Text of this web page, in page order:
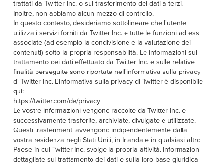
trattati da Twitter Inc. o sul trasferimento dei dati a terzi.
Inoltre, non abbiamo alcun mezzo di controllo.
In questo contesto, desideriamo sottolineare che l'utente
utilizza i servizi forniti da Twitter Inc. e tutte le funzioni ad essi
associate (ad esempio la condivisione e la valutazione dei
contenuti) sotto la propria responsabilità. Le informazioni sul
trattamento dei dati effettuato da Twitter Inc. e sulle relative
finalità perseguite sono riportate nell'informativa sulla privacy
di Twitter Inc. L'informativa sulla privacy di Twitter è disponibile
qui:
https://twitter.com/de/privacy
Le vostre informazioni vengono raccolte da Twitter Inc. e
successivamente trasferite, archiviate, divulgate e utilizzate.
Questi trasferimenti avvengono indipendentemente dalla
vostra residenza negli Stati Uniti, in Irlanda e in qualsiasi altro
Paese in cui Twitter Inc. svolge la propria attività. Informazioni
dettagliate sul trattamento dei dati e sulla loro base giuridica